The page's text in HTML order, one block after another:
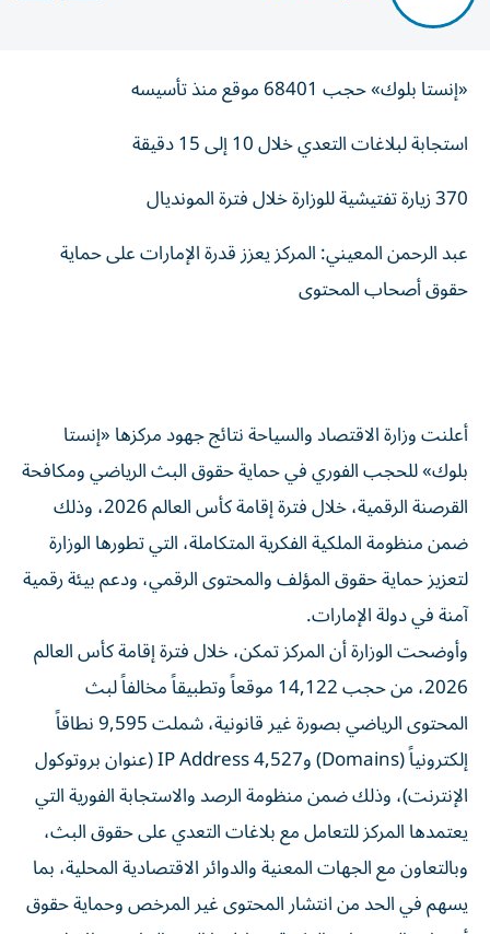
«إنستا بلوك» حجب 68401 موقع منذ تأسيسه
استجابة لبلاغات التعدي خلال 10 إلى 15 دقيقة
370 زيارة تفتيشية للوزارة خلال فترة المونديال
عبد الرحمن المعيني: المركز يعزز قدرة الإمارات على حماية
حقوق أصحاب المحتوى
أعلنت وزارة الاقتصاد والسياحة نتائج جهود مركزها «إنستا
بلوك» للحجب الفوري في حماية حقوق البث الرياضي ومكافحة
القرصنة الرقمية، خلال فترة إقامة كأس العالم 2026، وذلك
ضمن منظومة الملكية الفكرية المتكاملة، التي تطورها الوزارة
لتعزيز حماية حقوق المؤلف والمحتوى الرقمي، ودعم بيئة رقمية
آمنة في دولة الإمارات.
وأوضحت الوزارة أن المركز تمكن، خلال فترة إقامة كأس العالم
2026، من حجب 14,122 موقعاً وتطبيقاً مخالفاً لبث
المحتوى الرياضي بصورة غير قانونية، شملت 9,595 نطاقاً
إلكترونياً (Domains) و4,527 IP Address (عنوان بروتوكول
الإنترنت)، وذلك ضمن منظومة الرصد والاستجابة الفورية التي
يعتمدها المركز للتعامل مع بلاغات التعدي على حقوق البث،
وبالتعاون مع الجهات المعنية والدوائر الاقتصادية المحلية، بما
يسهم في الحد من انتشار المحتوى غير المرخص وحماية حقوق